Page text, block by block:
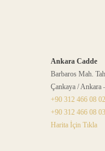
Ankara Cadde
Barbaros Mah.
Çankaya / Ankara
+90 312 466 08 02
+90 312 466 08 03
Harita İçin Tıkla